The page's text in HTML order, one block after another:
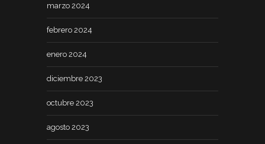
marzo 2024
febrero 2024
enero 2024
diciembre 2023
octubre 2023
agosto 2023